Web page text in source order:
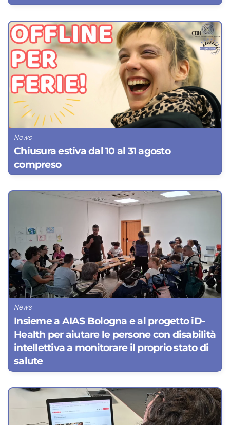
News
Chiusura estiva dal 10 al 31 agosto
compreso
News
Insieme a AIAS Bologna e al progetto iD-
Health per aiutare le persone con disabilità
intellettiva a monitorare il proprio stato di
salute